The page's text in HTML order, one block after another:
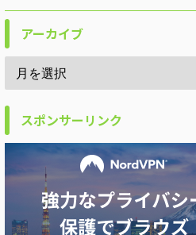
アーカイブ
スポンサーリンク